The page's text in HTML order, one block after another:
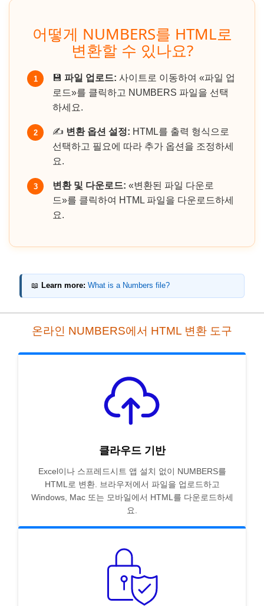
어떻게 NUMBERS를 HTML로
변환할 수 있나요?
1 💾 파일 업로드: 사이트로 이동하여 «파일 업
로드»를 클릭하고 NUMBERS 파일을 선택
하세요.
2 ✍️ 변환 옵션 설정: HTML를 출력 형식으로
선택하고 필요에 따라 추가 옵션을 조정하세
요.
3 변환 및 다운로드: «변환된 파일 다운로
드»를 클릭하여 HTML 파일을 다운로드하세
요.
📖 Learn more: What is a Numbers file?
온라인 NUMBERS에서 HTML 변환 도구
클라우드 기반
Excel이나 스프레드시트 앱 설치 없이 NUMBERS를
HTML로 변환. 브라우저에서 파일을 업로드하고
Windows, Mac 또는 모바일에서 HTML를 다운로드하세
요.